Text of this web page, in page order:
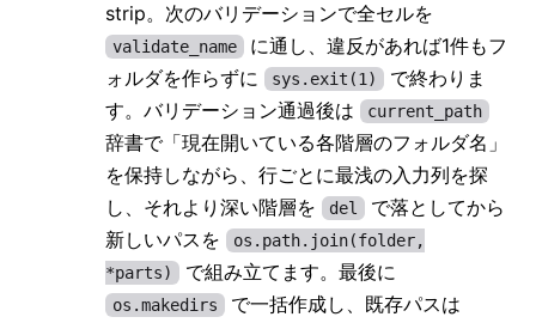
strip。次のバリデーションで全セルを
validate_name
に通し、違反があれば1件もフ
ォルダを作らずに
sys.exit(1)
で終わりま
す。バリデーション通過後は
current_path
辞書で「現在開いている各階層のフォルダ名」
を保持しながら、行ごとに最浅の入力列を探
し、それより深い階層を
del
で落としてから
新しいパスを
os.path.join(folder,
*parts)
で組み立てます。最後に
os.makedirs で一括作成し、既存パスは